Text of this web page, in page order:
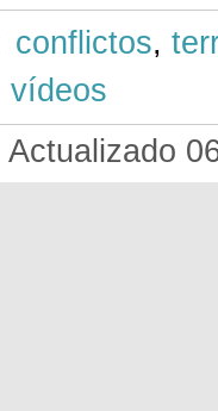
conflictos,
vídeos
Actualizado